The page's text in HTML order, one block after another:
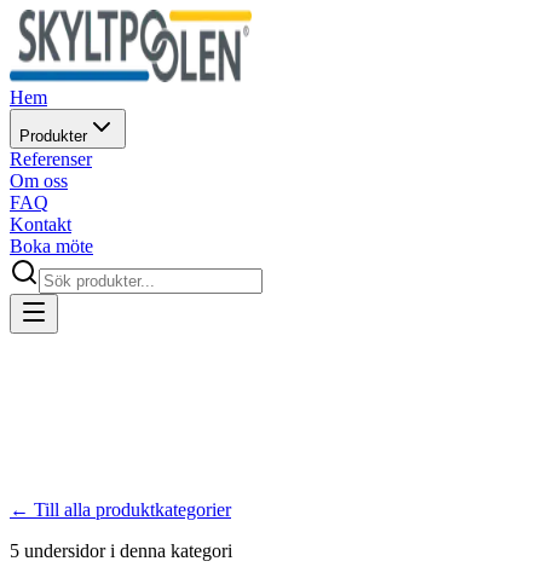
Hem
Produkter
Referenser
Om oss
FAQ
Kontakt
Boka möte
← Till alla produktkategorier
5 undersidor i denna kategori